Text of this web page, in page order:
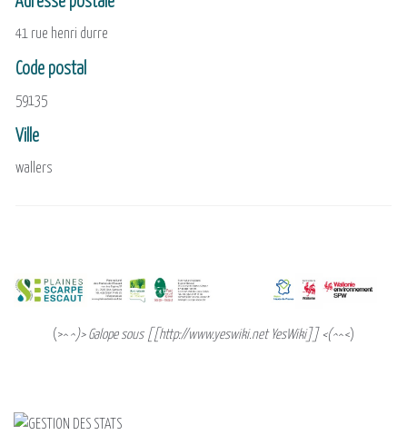
41 rue henri durre
Code postal
59135
Ville
wallers
(>^ ^)> Galope sous [[http://www.yeswiki.net YesWiki]] <(^^<)